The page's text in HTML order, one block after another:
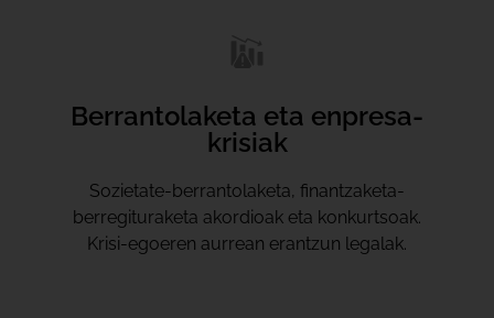
Berrantolaketa eta enpresa-
krisiak
Sozietate-berrantolaketa, finantzaketa-
berregituraketa akordioak eta konkurtsoak.
Krisi-egoeren aurrean erantzun legalak.